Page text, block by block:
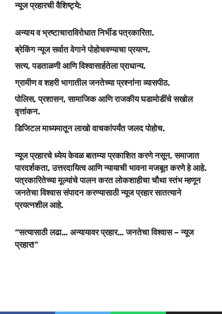
न्यूज प्रहारची वैशिष्ट्ये:
अन्याय व भ्रष्टाचाराविरोधात निर्भीड पत्रकारिता.
ब्रेकिंग न्यूज सर्वात वेगाने पोहोचवण्याचा प्रयत्न.
सत्य, पडताळणी आणि विश्वासार्हतेला प्राधान्य.
ग्रामीण व शहरी भागातील जनतेच्या प्रश्नांना व्यासपीठ.
पोलिस, प्रशासन, सामाजिक आणि राजकीय घडामोडींचे सखोल
वृत्तांकन.
डिजिटल माध्यमातून लाखो वाचकांपर्यंत जलद पोहोच.
न्यूज प्रहारचे ध्येय केवळ बातम्या प्रकाशित करणे नसून, समाजात
पारदर्शकता, उत्तरदायित्व आणि न्यायाची भावना मजबूत करणे हे आहे.
पत्रकारितेच्या मूल्यांचे पालन करत लोकशाहीचा चौथा स्तंभ म्हणून
जनतेचा विश्वास संपादन करण्यासाठी न्यूज प्रहार सातत्याने
प्रयत्नशील आहे.
“सत्यासाठी लढा… अन्यायावर प्रहार… जनतेचा विश्वास – न्यूज
प्रहार!”